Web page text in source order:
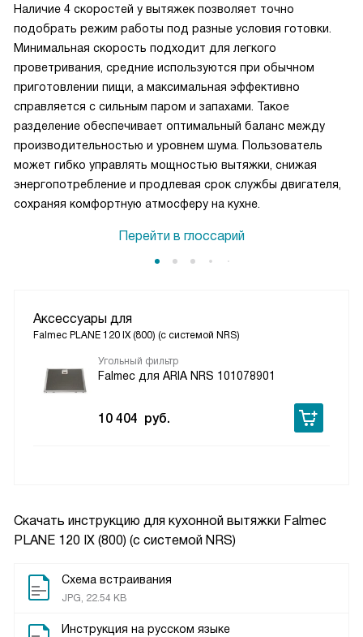
Скачать инструкцию для кухонной вытяжки Falmec
PLANE 120 IX (800) (c системой NRS)
Схема встраивания
JPG, 22.54 KB
Инструкция на русском языке
Наличие 4 скоростей у вытяжек позволяет точно
подобрать режим работы под разные условия готовки.
Минимальная скорость подходит для легкого
проветривания, средние используются при обычном
приготовлении пищи, а максимальная эффективно
справляется с сильным паром и запахами. Такое
разделение обеспечивает оптимальный баланс между
производительностью и уровнем шума. Пользователь
может гибко управлять мощностью вытяжки, снижая
энергопотребление и продлевая срок службы двигателя,
сохраняя комфортную атмосферу на кухне.
Перейти в глоссарий
Аксессуары для
Falmec PLANE 120 IX (800) (c системой NRS)
Угольный фильтр
Falmec для ARIA NRS 101078901
10 404 руб.